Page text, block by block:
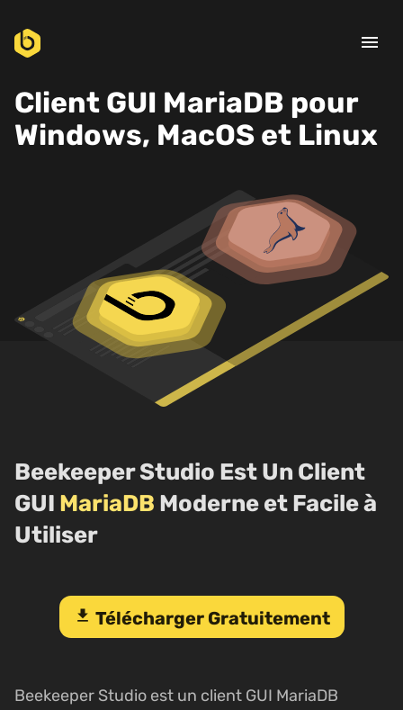
menu
Client GUI MariaDB pour
Windows, MacOS et Linux
Beekeeper Studio Est Un Client
GUI MariaDB Moderne et Facile à
Utiliser
download Télécharger Gratuitement
Beekeeper Studio est un client GUI MariaDB